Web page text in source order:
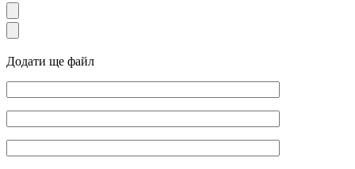
Додати ще файл